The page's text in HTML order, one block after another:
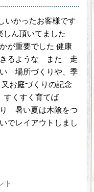
かったお客様です
しん頂いてました
が重要でした 健康
きるような また 走
場所づくりや、季
お庭づくりの記念
すくすく育てば
暑い夏は木陰をつ
でレイアウトしまし
ト